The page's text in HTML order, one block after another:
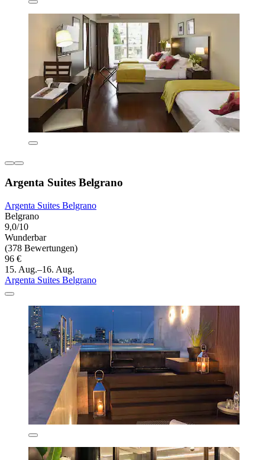
Argenta Suites Belgrano
Argenta Suites Belgrano
Belgrano
9,0/10
Wunderbar
(378 Bewertungen)
96 €
15. Aug.–16. Aug.
Argenta Suites Belgrano